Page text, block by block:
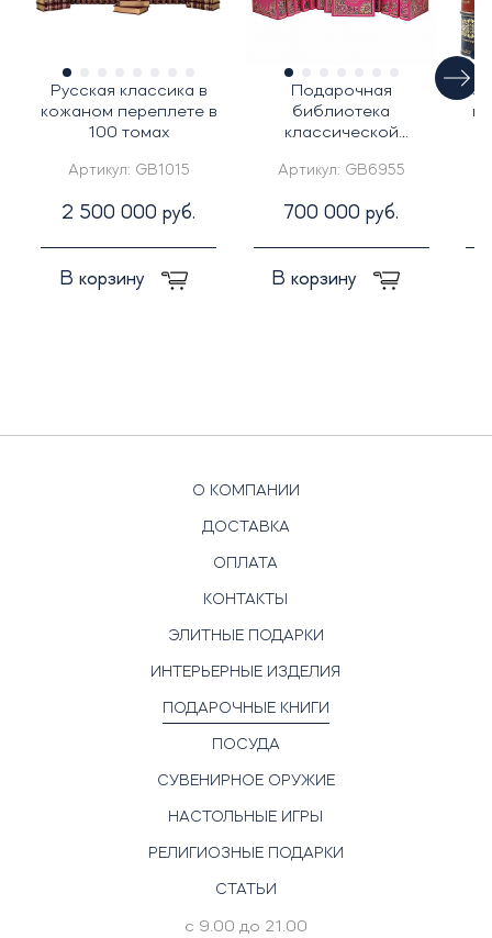
Русская классика в
кожаном переплете в
100 томах
Артикул: GB1015
2 500 000 руб.
В корзину
Подарочная
библиотека
классической
25-ти томах
Артикул: GB6955
700 000 руб.
В корзину
О КОМПАНИИ
ДОСТАВКА
ОПЛАТА
КОНТАКТЫ
ЭЛИТНЫЕ ПОДАРКИ
ИНТЕРЬЕРНЫЕ ИЗДЕЛИЯ
ПОДАРОЧНЫЕ КНИГИ
ПОСУДА
СУВЕНИРНОЕ ОРУЖИЕ
НАСТОЛЬНЫЕ ИГРЫ
РЕЛИГИОЗНЫЕ ПОДАРКИ
СТАТЬИ
с 9.00 до 21.00